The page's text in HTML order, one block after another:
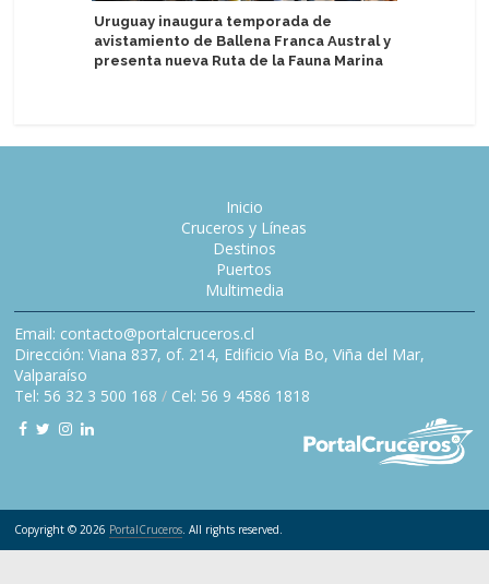
Uruguay inaugura temporada de
avistamiento de Ballena Franca Austral y
presenta nueva Ruta de la Fauna Marina
Inicio
Cruceros y Líneas
Destinos
Puertos
Multimedia
Email: contacto@portalcruceros.cl
Dirección: Viana 837, of. 214, Edificio Vía Bo, Viña del Mar,
Valparaíso
Tel: 56 32 3 500 168 / Cel: 56 9 4586 1818
Copyright © 2026 PortalCruceros. All rights reserved.